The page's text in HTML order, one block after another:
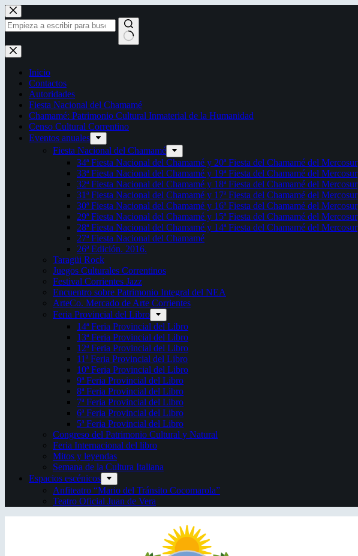
Saltar
al
contenido
Sin
resultados
Inicio
Contactos
Autoridades
Fiesta Nacional del Chamamé
Chamamé: Patrimonio Cultural Inmaterial de la Humanidad
Censo Cultural Correntino
Eventos anuales
Fiesta Nacional del Chamamé
34ª Fiesta Nacional del Chamamé y 20ª Fiesta del Chamamé del Mercosur
33ª Fiesta Nacional del Chamamé y 19ª Fiesta del Chamamé del Mercosur
32ª Fiesta Nacional del Chamamé y 18ª Fiesta del Chamamé del Mercosur
31ª Fiesta Nacional del Chamamé y 17ª Fiesta del Chamamé del Mercosur
30ª Fiesta Nacional del Chamamé y 16ª Fiesta del Chamamé del Mercosur
29ª Fiesta Nacional del Chamamé y 15ª Fiesta del Chamamé del Mercosur
28ª Fiesta Nacional del Chamamé y 14ª Fiesta del Chamamé del Mercosur
27ª Fiesta Nacional del Chamamé
26ª Edición. 2016.
Taragüi Rock
Juegos Culturales Correntinos
Festival Corrientes Jazz
Encuentro sobre Patrimonio Integral del NEA
ArteCo. Mercado de Arte Corrientes
Feria Provincial del Libro
14ª Feria Provincial del Libro
13ª Feria Provincial del Libro
12ª Feria Provincial del Libro
11ª Feria Provincial del Libro
10ª Feria Provincial del Libro
9ª Feria Provincial del Libro
8ª Feria Provincial del Libro
7ª Feria Provincial del Libro
6ª Feria Provincial del Libro
5ª Feria Provincial del Libro
Congreso del Patrimonio Cultural y Natural
Feria Internacional del libro
Mitos y leyendas
Semana de la Cultura Italiana
Espacios escénicos
Anfiteatro “Mario del Tránsito Cocomarola”
Teatro Oficial Juan de Vera